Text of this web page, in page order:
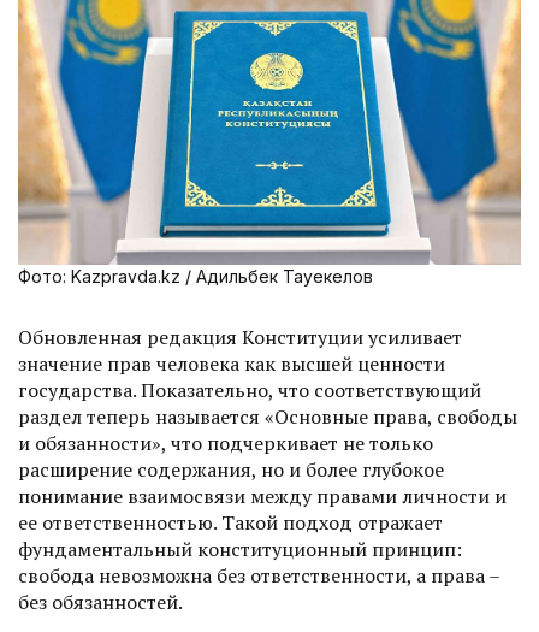
Фото: Kazpravda.kz / Адильбек Тауекелов
Обновленная редакция Конституции усиливает
значение прав человека как высшей ценности
государства. Показательно, что соответствующий
раздел теперь называется «Основные права, свободы
и обязанности», что подчеркивает не только
расширение содержания, но и более глубокое
понимание взаимосвязи между правами личности и
ее ответственностью. Такой подход отражает
фундаментальный конституционный принцип:
свобода невозможна без ответственности, а права –
без обязанностей.